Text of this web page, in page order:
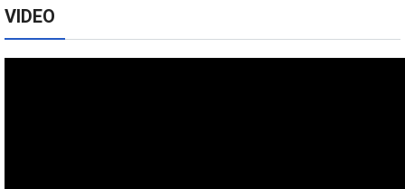
VIDEO